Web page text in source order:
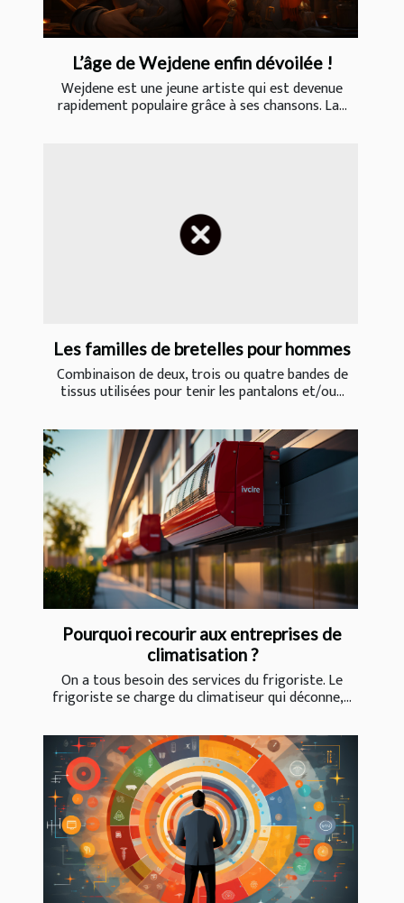
L’âge de Wejdene enfin dévoilée !
Wejdene est une jeune artiste qui est devenue
rapidement populaire grâce à ses chansons. La...
Les familles de bretelles pour hommes
Combinaison de deux, trois ou quatre bandes de
tissus utilisées pour tenir les pantalons et/ou...
Pourquoi recourir aux entreprises de
climatisation ?
On a tous besoin des services du frigoriste. Le
frigoriste se charge du climatiseur qui déconne,...